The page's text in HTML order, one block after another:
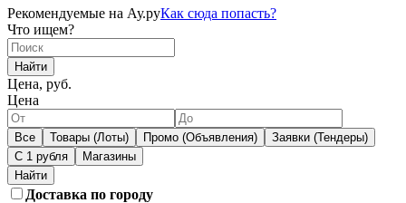
Рекомендуемые на Ау.руКак сюда попасть?
Что ищем?
Найти
Цена, руб.
Цена
Все Товары (Лоты) Промо (Объявления)
Заявки (Тендеры)
С 1 рубля
Магазины
Доставка по городу